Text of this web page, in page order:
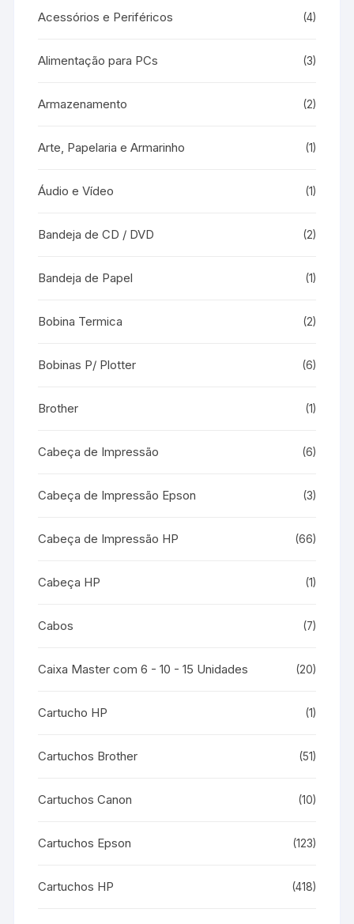
Acessórios e Periféricos (4)
Alimentação para PCs (3)
Armazenamento (2)
Arte, Papelaria e Armarinho (1)
Áudio e Vídeo (1)
Bandeja de CD / DVD (2)
Bandeja de Papel (1)
Bobina Termica (2)
Bobinas P/ Plotter (6)
Brother (1)
Cabeça de Impressão (6)
Cabeça de Impressão Epson (3)
Cabeça de Impressão HP (66)
Cabeça HP (1)
Cabos (7)
Caixa Master com 6 - 10 - 15 Unidades (20)
Cartucho HP (1)
Cartuchos Brother (51)
Cartuchos Canon (10)
Cartuchos Epson (123)
Cartuchos HP (418)